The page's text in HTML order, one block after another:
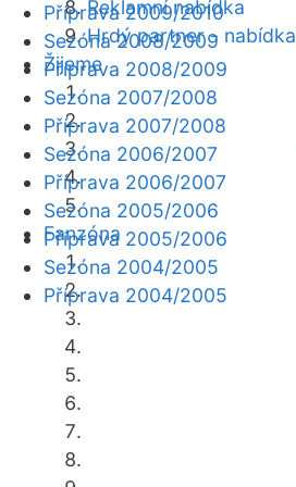
Reklamní nabídka
Hrdý partner - nabídka
Žijeme
Fanzóna
Příprava 2009/2010
Sezóna 2008/2009
Příprava 2008/2009
Sezóna 2007/2008
Příprava 2007/2008
Sezóna 2006/2007
Příprava 2006/2007
Sezóna 2005/2006
Příprava 2005/2006
Sezóna 2004/2005
Příprava 2004/2005